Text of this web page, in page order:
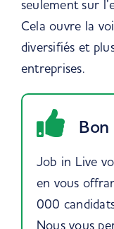
seulement sur
Cela ouvre la
diversifiés et
entreprises.
Bon
Job in Live
en vous
000
Nous vous